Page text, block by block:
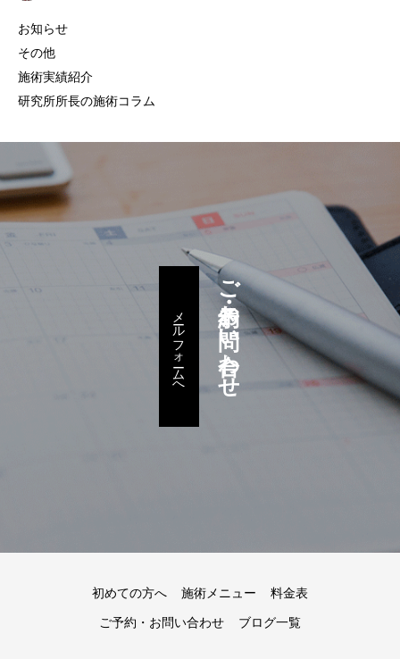
お知らせ
その他
施術実績紹介
研究所所長の施術コラム
ご予約・お問い合わせ
メールフォームへ
初めての方へ 施術メニュー 料金表
ご予約・お問い合わせ ブログ一覧